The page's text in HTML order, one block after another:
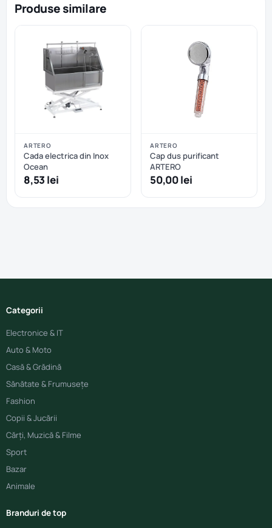
Produse similare
ARTERO
Cada electrica din Inox
Ocean
8,53 lei
ARTERO
Cap dus purificant
ARTERO
50,00 lei
Categorii
Electronice & IT
Auto & Moto
Casă & Grădină
Sănătate & Frumusețe
Fashion
Copii & Jucării
Cărți, Muzică & Filme
Sport
Bazar
Animale
Branduri de top